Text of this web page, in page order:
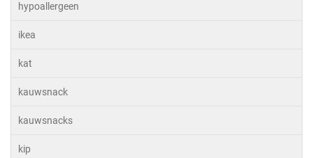
hypoallergeen
ikea
kat
kauwsnack
kauwsnacks
kip